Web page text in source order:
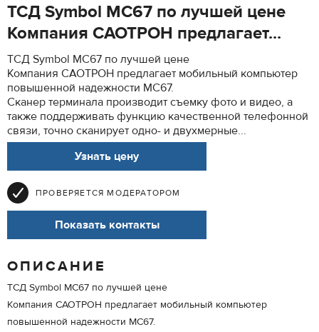
ТСД Symbol MC67 по лучшей цене
Компания САОТРОН предлагает...
ТСД Symbol MC67 по лучшей цене
Компания САОТРОН предлагает мобильный компьютер
повышенной надежности MC67.
Сканер терминала производит съемку фото и видео, а
также поддерживать функцию качественной телефонной
связи, точно сканирует одно- и двухмерные...
Узнать цену
ПРОВЕРЯЕТСЯ МОДЕРАТОРОМ
Показать контакты
ОПИСАНИЕ
ТСД Symbol MC67 по лучшей цене
Компания САОТРОН предлагает мобильный компьютер
повышенной надежности MC67.